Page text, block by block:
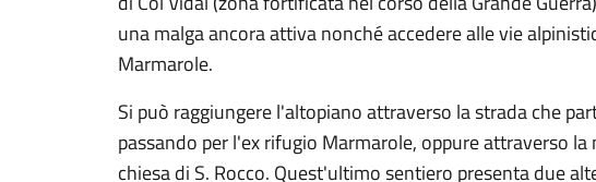
una malga ancora attiva nonché accedere alle vie
Marmarole.
Si può raggiungere l'altopiano attraverso la strada che
passando per l'ex rifugio Marmarole, oppure attraverso
chiesa di S. Rocco. Quest'ultimo sentiero presenta due